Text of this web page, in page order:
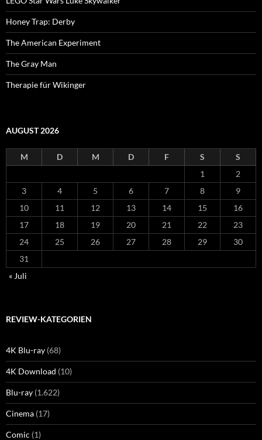
Honey Trap: Derby
The American Experiment
The Gray Man
Therapie für Wikinger
AUGUST 2026
M D M D F S
S
1
2
3
4 5 6 7 8
9
10
11 12 13 14 15
16
17
18 19 20 21 22
23
24
25 26 27 28 29
30
31
« Juli
REVIEW-KATEGORIEN
4K Blu-ray (68)
4K Download (10)
Blu-ray (1.622)
Cinema (17)
Comic (1)